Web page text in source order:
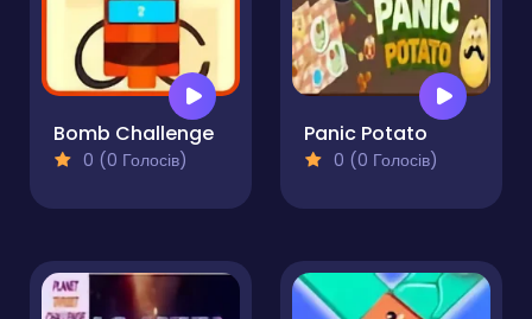
Bomb Challenge
0 (0 Голосів)
Panic Potato
0 (0 Голосів)